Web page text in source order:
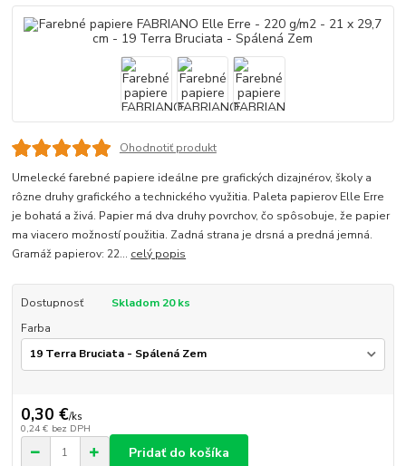
Ohodnotiť produkt
Umelecké farebné papiere ideálne pre grafických dizajnérov, školy a
rôzne druhy grafického a technického využitia. Paleta papierov Elle Erre
je bohatá a živá. Papier má dva druhy povrchov, čo spôsobuje, že papier
ma viacero možností použitia. Zadná strana je drsná a predná jemná.
Gramáž papierov: 22... celý popis
Dostupnosť
Skladom 20 ks
Farba
0,30 €/ks
0,24 € bez DPH
Pridať do košíka